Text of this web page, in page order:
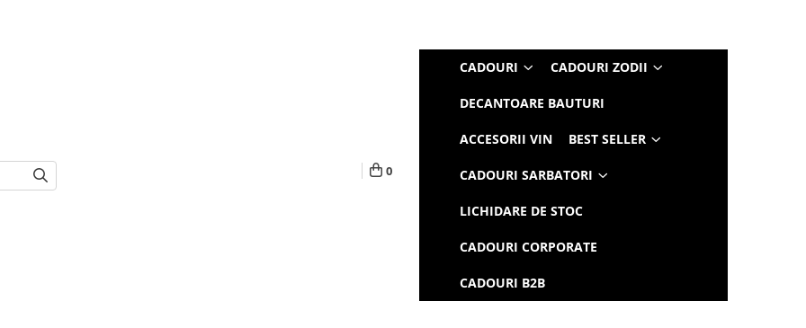
0
CADOURI CADOURI ZODII
DECANTOARE BAUTURI
ACCESORII VIN BEST SELLER
CADOURI SARBATORI
LICHIDARE DE STOC
CADOURI CORPORATE
CADOURI B2B